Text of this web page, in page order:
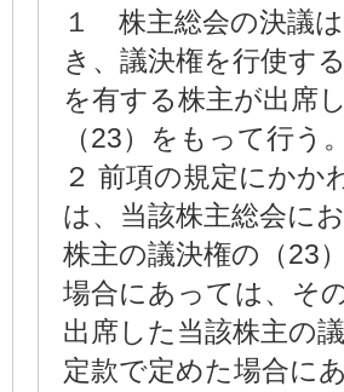
１ 株主総会の決議
き、議決権を行使す
を有する株主が出席
（23）をもって行う。
２ 前項の規定にかか
は、当該株主総会に
株主の議決権の（23
場合にあっては、そ
出席した当該株主の
定款で定めた場合に